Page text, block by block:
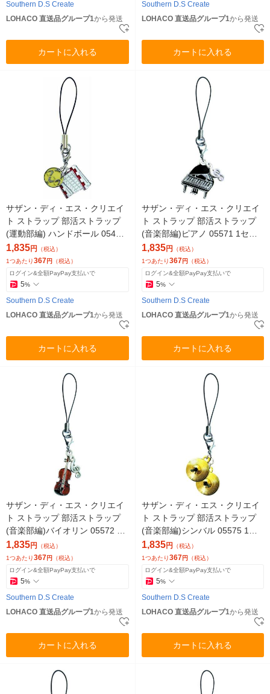
Southern D.S Create
LOHACO 直送品グループ1から発送
カートに入れる
Southern D.S Create
LOHACO 直送品グループ1から発送
カートに入れる
サザン・ディ・エス・クリエイ
ト ストラップ 部活ストラップ
(運動部編) ハンドボール 05487
1セット(5個)（直送品）
1,835円
（税込）
1つあたり367円 （税込）
ログイン&全額PayPay支払いで
5%
Southern D.S Create
LOHACO 直送品グループ1から発送
カートに入れる
サザン・ディ・エス・クリエイ
ト ストラップ 部活ストラップ
(音楽部編)ピアノ 05571 1セッ
ト(5個)（直送品）
1,835円
（税込）
1つあたり367 円 （税込）
ログイン&全額PayPay支払いで
5%
Southern D.S Create
LOHACO 直送品グループ1から発送
カートに入れる
サザン・ディ・エス・クリエイ
ト ストラップ 部活ストラップ
(音楽部編)バイオリン 05572 1
セット(5個)（直送品）
1,835円 （税込）
1つあたり367円 （税込）
ログイン&全額PayPay支払いで
5%
Southern D.S Create
LOHACO 直送品グループ1から発送
カートに入れる
サザン・ディ・エス・クリエイ
ト ストラップ 部活ストラップ
(音楽部編)シンバル 05575 1セ
ット(5個)（直送品）
1,835円 （税込）
1つあたり367 円 （税込）
ログイン&全額PayPay支払いで
5%
Southern D.S Create
LOHACO 直送品グループ1から発送
カートに入れる